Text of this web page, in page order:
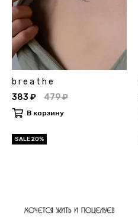
b r e a t h e
383 ₽
479 ₽
В корзину
SALE 20%